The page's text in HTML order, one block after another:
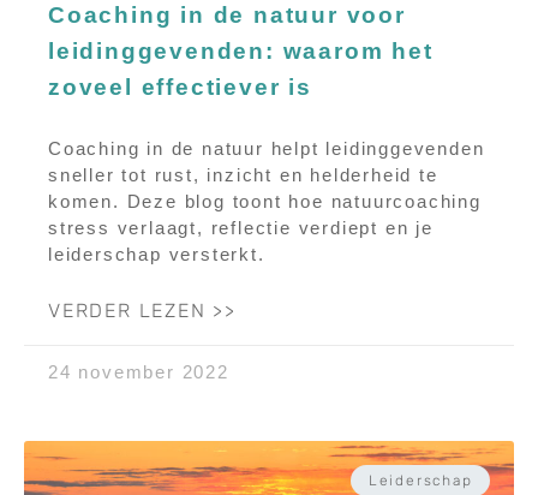
Coaching in de natuur voor
leidinggevenden: waarom het
zoveel effectiever is
Coaching in de natuur helpt leidinggevenden
sneller tot rust, inzicht en helderheid te
komen. Deze blog toont hoe natuurcoaching
stress verlaagt, reflectie verdiept en je
leiderschap versterkt.
VERDER LEZEN >>
24 november 2022
Leiderschap